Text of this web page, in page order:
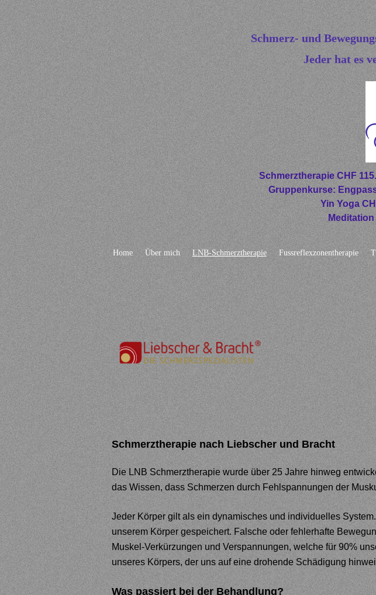
Schmerz- und
Jeder hat es
Schmerztherapie CHF
Gruppenkurse:
Yin Yoga
Home Über mich LNB-Schmerztherapie Fussreflexzonentherapie
Schmerztherapie nach Liebscher und Bracht
Die LNB Schmerztherapie wurde über 25 Jahre hinweg
das Wissen, dass Schmerzen durch Fehlspannungen der
Jeder Körper gilt als ein dynamisches und individuelles
unserem Körper gespeichert. Falsche oder fehlerhafte
Muskel-Verkürzungen und Verspannungen, welche für 90%
unseres Körpers, der uns auf eine drohende Schädigung
Was passiert bei der Behand lung?